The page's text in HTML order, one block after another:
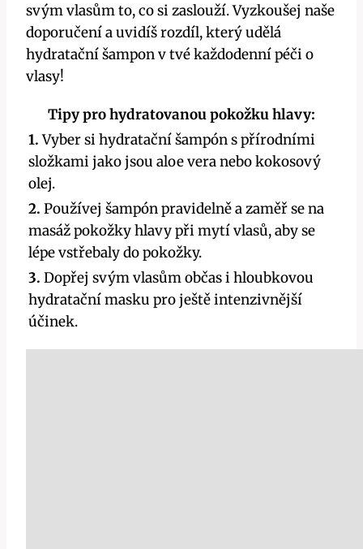
svým vlasům to, co si zaslouží. Vyzkoušej naše
doporučení a uvidíš rozdíl, který udělá
hydratační šampon v tvé každodenní péči o
vlasy!
Tipy pro hydratovanou pokožku hlavy:
1.Vyber si hydratační šampón s přírodními
složkami jako jsou aloe vera nebo kokosový
olej.
2. Používej šampón pravidelně a zaměř se na
masáž pokožky hlavy při mytí vlasů, aby se
lépe vstřebaly do pokožky.
3. Dopřej svým vlasům občas i hloubkovou
hydratační masku pro ještě intenzivnější
účinek.